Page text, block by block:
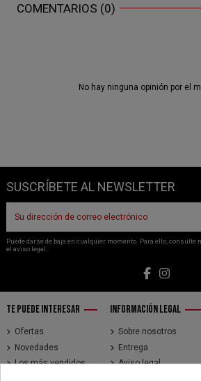
COMENTARIOS (0)
No hay ninguna opinión por el
SUSCRÍBETE AL NEWSLETTER
Puede darse de baja en cualquier momento. Para ello, consulte
el aviso legal.
TE PUEDE INTERESAR
Ofertas
Novedades
Los más vendidos
INFORMACIÓN LEGAL
Sobre nosotros
Entrega
Aviso legal